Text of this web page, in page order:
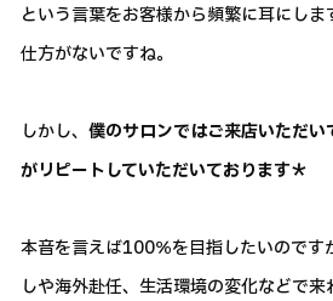
という言葉をお客様から頻繁に耳にし
仕方がないですね。
しかし、 僕のサロンではご来店いただ
がリピートしていただいております＊
本音を言えば100％を目指したいのです
しや海外赴任、生活環境の変化などで